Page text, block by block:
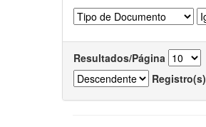
Resultados/Página
Registro(s)